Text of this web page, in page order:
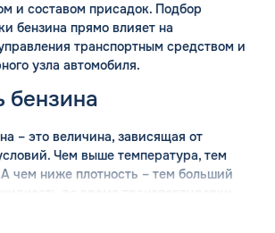
и составом присадок. Подбор
бензина прямо влияет на
транспортным средством и
узла автомобиля.
бензина
– это величина, зависящая от
Чем выше температура, тем
чем ниже плотность – тем больший
во время транспортировки.